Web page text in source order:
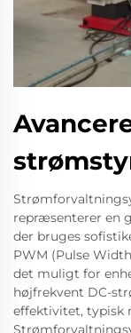
repræsenterer en
der bruges
PWM (Pulse
det muligt for
højfrekvent DC-
effektivitet, typisk